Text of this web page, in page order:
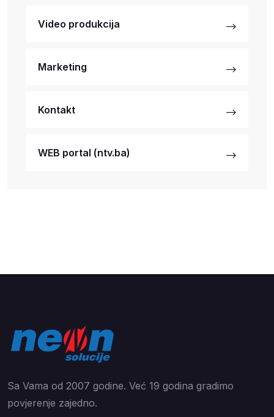
Video produkcija
Marketing
Kontakt
WEB portal (ntv.ba)
Sa Vama od 2007 godine. Već 19 godina gradimo
povjerenje zajedno.